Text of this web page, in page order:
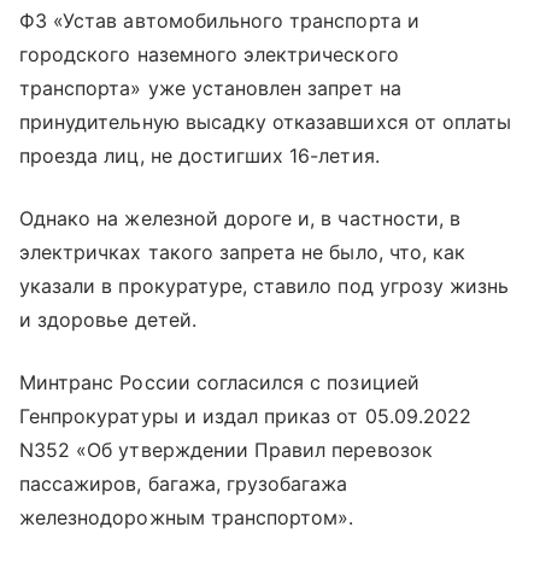
ФЗ «Устав автомобильного транспорта и
городского наземного электрического
транспорта» уже установлен запрет на
принудительную высадку отказавшихся от оплаты
проезда лиц, не достигших 16-летия.
Однако на железной дороге и, в частности, в
электричках такого запрета не было, что, как
указали в прокуратуре, ставило под угрозу жизнь
и здоровье детей.
Минтранс России согласился с позицией
Генпрокуратуры и издал приказ от 05.09.2022
N352 «Об утверждении Правил перевозок
пассажиров, багажа, грузобагажа
железнодорожным транспортом».